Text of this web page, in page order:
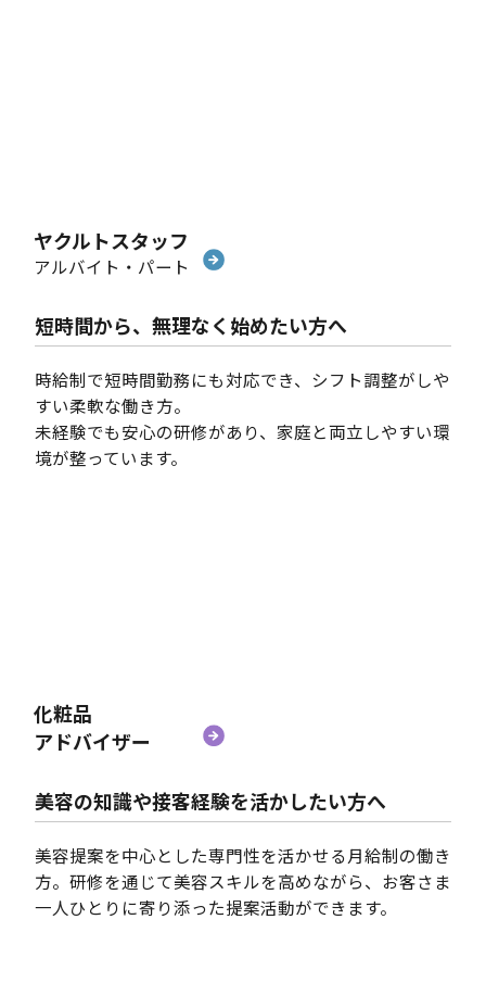
ヤクルトスタッフ
アルバイト・パート
短時間から、無理なく始めたい方へ
時給制で短時間勤務にも対応でき、シフト調整がしや
すい柔軟な働き方。
未経験でも安心の研修があり、家庭と両立しやすい環
境が整っています。
化粧品
アドバイザー
美容の知識や接客経験を活かしたい方へ
美容提案を中心とした専門性を活かせる月給制の働き
方。研修を通じて美容スキルを高めながら、お客さま
一人ひとりに寄り添った提案活動ができます。